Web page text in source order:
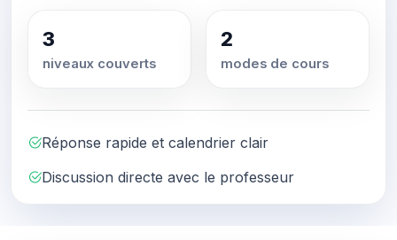
3
niveaux couverts
2
modes de cours
Réponse rapide et calendrier clair
Discussion directe avec le professeur